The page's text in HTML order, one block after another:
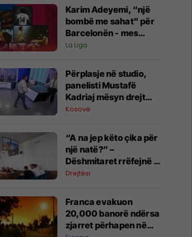
Karim Adeyemi, “një
bombë me sahat" për
Barcelonën - mes
talentit të madh dhe
madhështisë
La Liga
Përplasje në studio,
panelisti Mustafë
Kadriaj mësyn drejt
Nexhmedin Spahiut -
Kosovë
“A na jep këto çika për
një natë?” –
Dëshmitaret rrëfejnë si
nisi konflikti që
plagosjen e tre
personave
Drejtësi
Franca evakuon
20,000 banorë ndërsa
zjarret përhapen në